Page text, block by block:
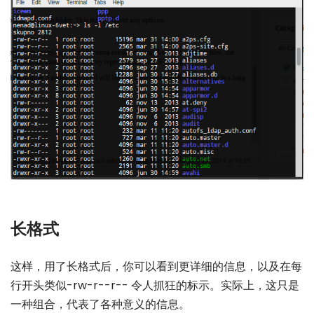
长格式
这样，用了长格式后，你可以看到更详细的信息，以及在每
行开头类似-rw-r--r-- 令人抓狂的标示。实际上，这只是
一种组合，代表了各种意义的信息。